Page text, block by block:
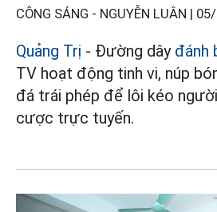
CÔNG SÁNG - NGUYỄN LUÂN |
Quảng Trị - Đường dây đánh
TV hoạt động tinh vi, núp
đá trái phép để lôi kéo
cược trực tuyến.